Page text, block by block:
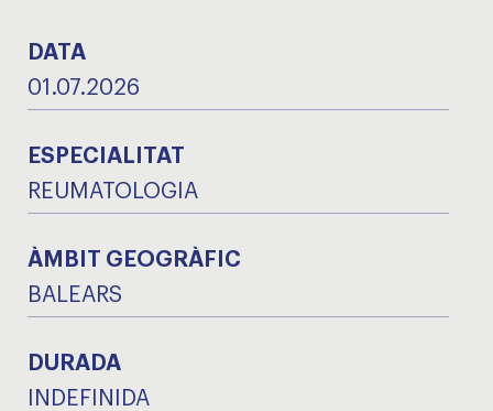
DATA
01.07.2026
ESPECIALITAT
REUMATOLOGIA
ÀMBIT GEOGRÀFIC
BALEARS
DURADA
INDEFINIDA